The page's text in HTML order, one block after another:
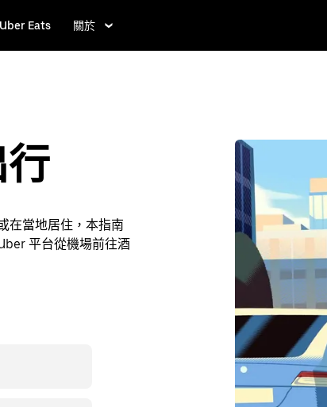
Uber Eats 關於
在當地居住，本指南
平台從機場前往酒